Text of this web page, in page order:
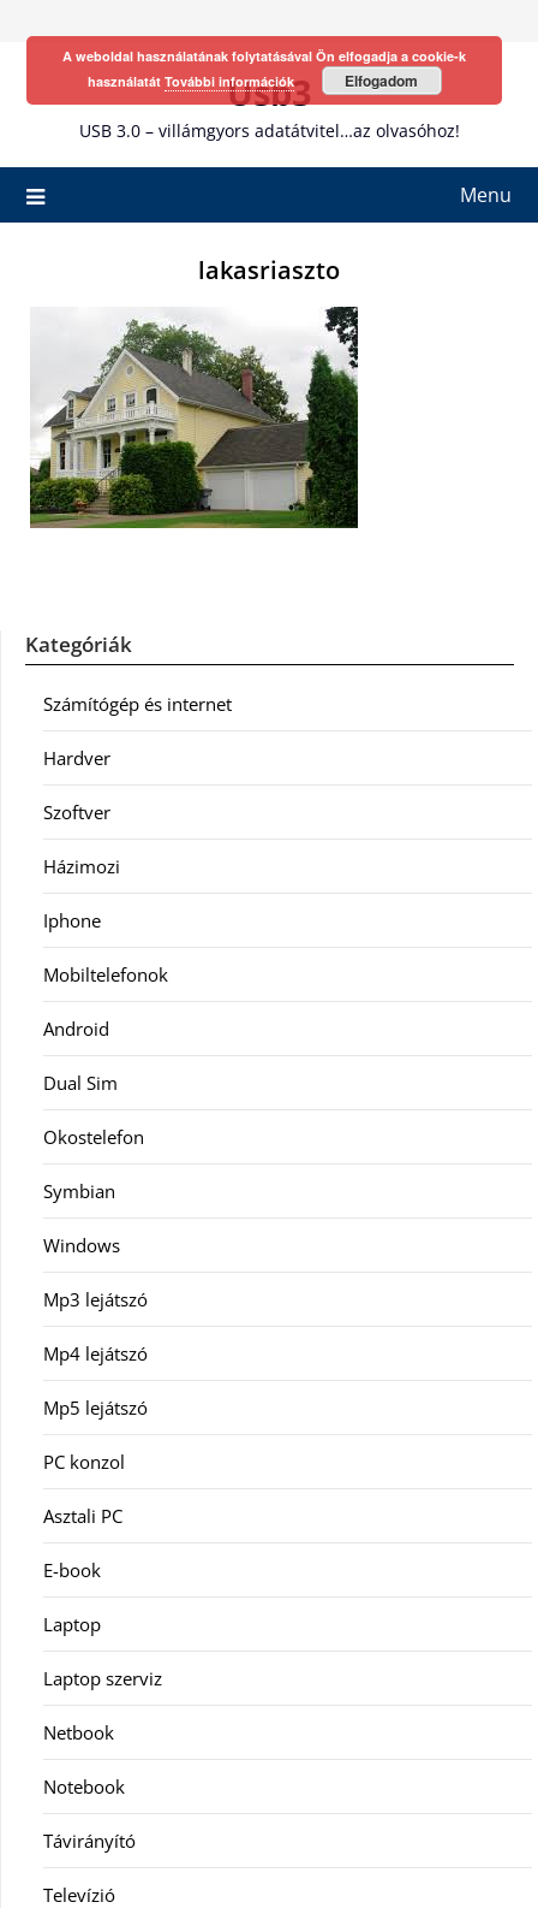
Usb3
USB 3.0 – villámgyors adatátvitel…az olvasóhoz!
Menu
lakasriaszto
Kategóriák
Számítógép és internet
Hardver
Szoftver
Házimozi
Iphone
Mobiltelefonok
Android
Dual Sim
Okostelefon
Symbian
Windows
Mp3 lejátszó
Mp4 lejátszó
Mp5 lejátszó
PC konzol
Asztali PC
E-book
Laptop
Laptop szerviz
Netbook
Notebook
Távirányító
Televízió
A weboldal használatának folytatásával Ön elfogadja a cookie-k
használatát További információk Elfogadom